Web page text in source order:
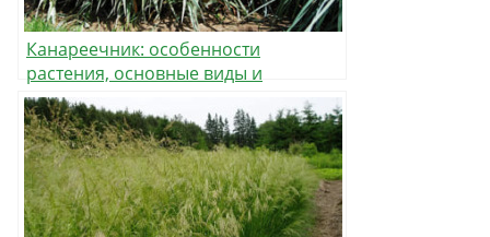
Канареечник: особенности
растения, основные виды и
использование